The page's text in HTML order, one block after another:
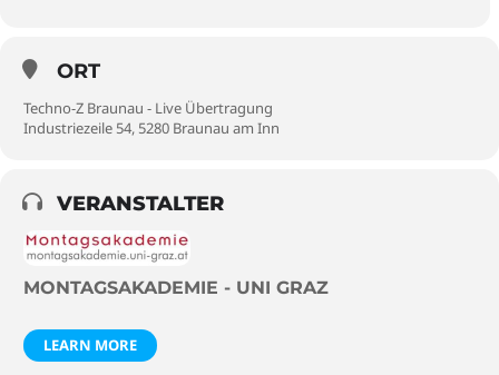
ORT
Techno-Z Braunau - Live Übertragung
Industriezeile 54, 5280 Braunau am Inn
VERANSTALTER
MONTAGSAKADEMIE - UNI GRAZ
LEARN MORE